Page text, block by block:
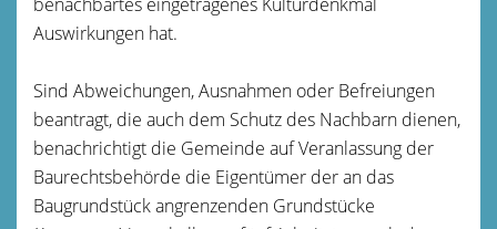
Auswirkungen hat.
Sind Abweichungen, Ausnahmen oder Befreiungen
beantragt, die auch dem Schutz des Nachbarn dienen,
benachrichtigt die Gemeinde auf Veranlassung der
Baurechtsbehörde die Eigentümer der an das
Baugrundstück angrenzenden Grundstücke